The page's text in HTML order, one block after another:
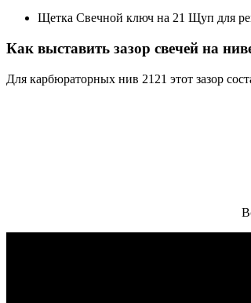
Щетка Свечной ключ на 21 Щуп для
Как выставить зазор свечей на
Для карбюраторных нив 2121 этот зазор